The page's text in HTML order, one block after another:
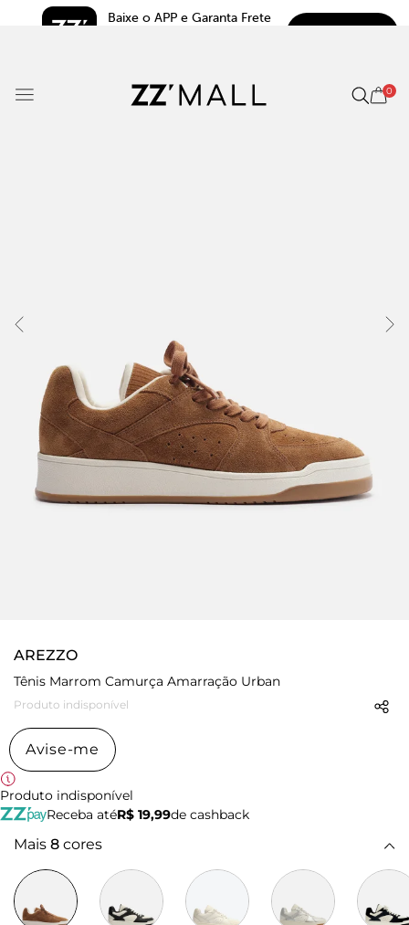
Baixe o APP e Garanta Frete
0
AREZZO
Tênis Marrom Camurça Amarração Urban
Produto indisponível
Avise-me
Produto indisponível
Receba atéR$ 19,99de cashback
Mais 8 cores